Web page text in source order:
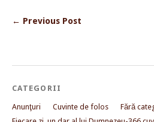
← Previous Post
CATEGORII
Anunţuri Cuvinte de folos
Fără